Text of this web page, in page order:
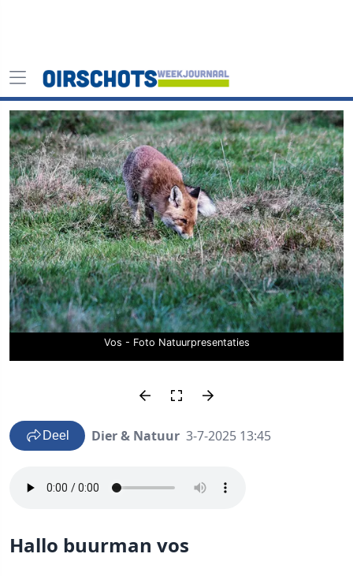
Vos - Foto Natuurpresentaties
Deel Dier & Natuur 3-7-2025 13:45
Hallo buurman vos